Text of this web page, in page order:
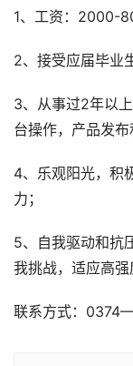
1、工资：2000-
2、接受应届毕业
3、从事过2年以
台操作，产品发布
4、乐观阳光，积
力；
5、自我驱动和抗
我挑战，适应高强
联系方式：